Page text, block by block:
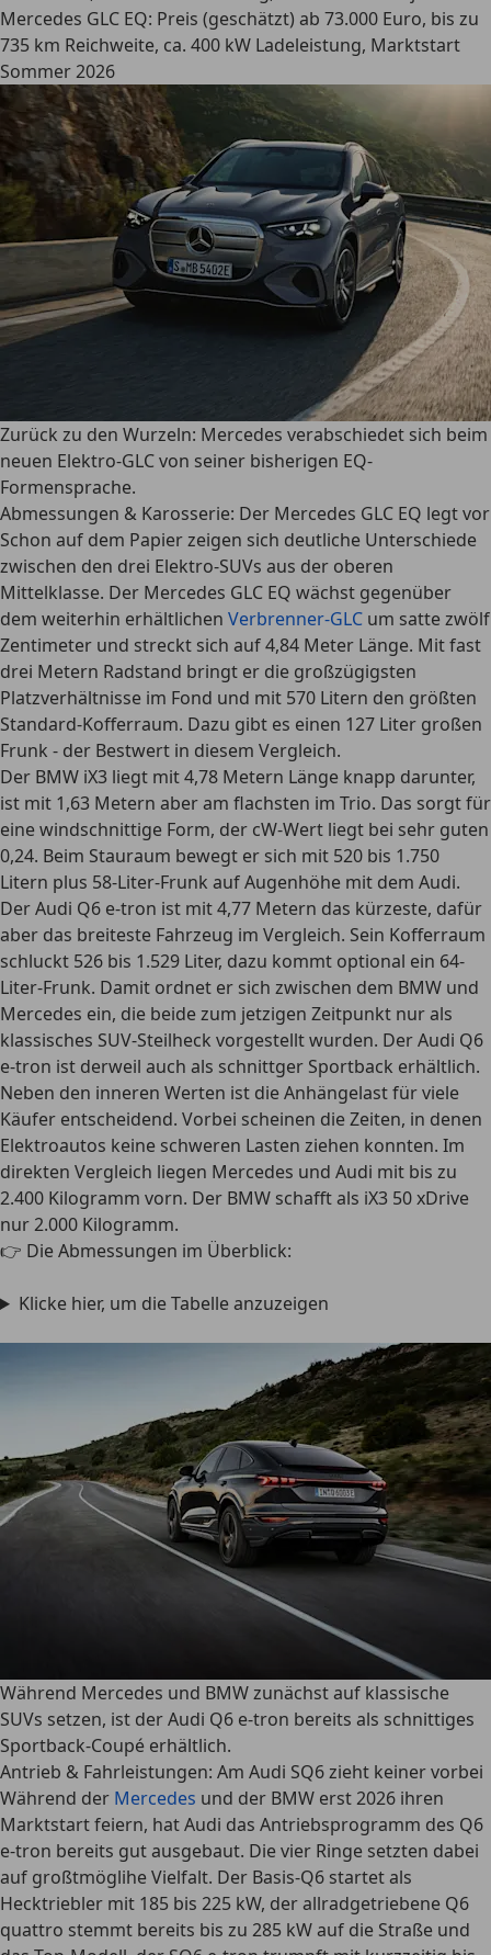
Mercedes GLC EQ: Preis (geschätzt) ab 73.000 Euro, bis zu
735 km Reichweite, ca. 400 kW Ladeleistung, Marktstart
Sommer 2026
Zurück zu den Wurzeln: Mercedes verabschiedet sich beim
neuen Elektro-GLC von seiner bisherigen EQ-
Formensprache.
Abmessungen & Karosserie: Der Mercedes GLC EQ legt vor
Schon auf dem Papier zeigen sich deutliche Unterschiede
zwischen den drei Elektro-SUVs aus der oberen
Mittelklasse. Der Mercedes GLC EQ wächst gegenüber
dem weiterhin erhältlichen Verbrenner-GLC um satte zwölf
Zentimeter und streckt sich auf 4,84 Meter Länge. Mit fast
drei Metern Radstand bringt er die großzügigsten
Platzverhältnisse im Fond und mit 570 Litern den größten
Standard-Kofferraum. Dazu gibt es einen 127 Liter großen
Frunk - der Bestwert in diesem Vergleich.
Der BMW iX3 liegt mit 4,78 Metern Länge knapp darunter,
ist mit 1,63 Metern aber am flachsten im Trio. Das sorgt für
eine windschnittige Form, der cW-Wert liegt bei sehr guten
0,24. Beim Stauraum bewegt er sich mit 520 bis 1.750
Litern plus 58-Liter-Frunk auf Augenhöhe mit dem Audi.
DerAudi Q6 e-tron ist mit 4,77 Metern das kürzeste, dafür
aber das breiteste Fahrzeug im Vergleich. Sein Kofferraum
schluckt 526 bis 1.529 Liter, dazu kommt optional ein 64-
Liter-Frunk. Damit ordnet er sich zwischen dem BMW und
Mercedes ein, die beide zum jetzigen Zeitpunkt nur als
klassisches SUV-Steilheck vorgestellt wurden. Der Audi Q6
e-tron ist derweil auch als schnittger Sportback erhältlich.
Neben den inneren Werten ist die Anhängelast für viele
Käufer entscheidend. Vorbei scheinen die Zeiten, in denen
Elektroautos keine schweren Lasten ziehen konnten. Im
direkten Vergleich liegen Mercedes und Audi mit bis zu
2.400 Kilogramm vorn. Der BMW schafft als iX3 50 xDrive
nur 2.000 Kilogramm.
👉 Die Abmessungen im Überblick:
Klicke hier, um die Tabelle anzuzeigen
Während Mercedes und BMW zunächst auf klassische
SUVs setzen, ist der Audi Q6 e-tron bereits als schnittiges
Sportback-Coupé erhältlich.
Antrieb & Fahrleistungen: Am Audi SQ6 zieht keiner vorbei
Während der Mercedes und der BMW erst 2026 ihren
Marktstart feiern, hatAudi das Antriebsprogramm des Q6
e-tron bereits gut ausgebaut. Die vier Ringe setzten dabei
auf großtmöglihe Vielfalt. Der Basis-Q6 startet als
Hecktriebler mit 185 bis 225 kW, der allradgetriebene Q6
quattro stemmt bereits bis zu 285 kW auf die Straße und